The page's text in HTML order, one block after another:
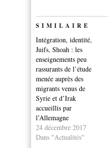
SIMILAIRE
Intégration, identité,
Juifs, Shoah : les
enseignements peu
rassurants de l’étude
menée auprès des
migrants venus de
Syrie et d’Irak
accueillis par
l’Allemagne
24 décembre 2017
Dans "Actualités"